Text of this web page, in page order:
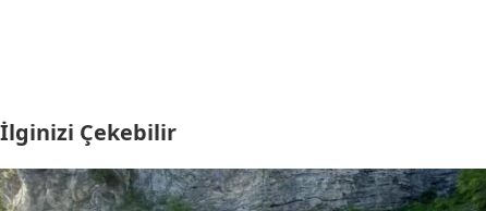
İlginizi Çekebilir